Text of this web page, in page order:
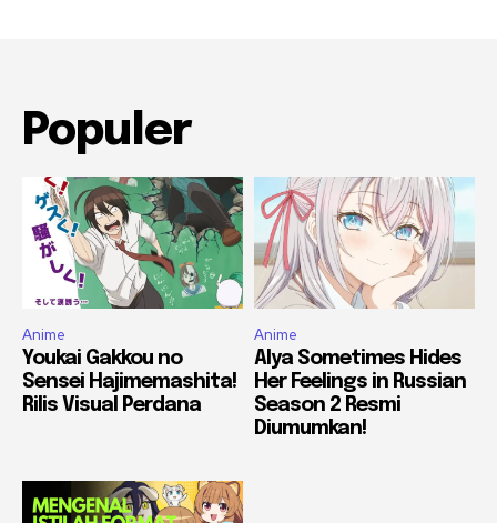
Populer
Anime
Youkai Gakkou no
Sensei Hajimemashita!
Rilis Visual Perdana
Anime
Alya Sometimes Hides
Her Feelings in Russian
Season 2 Resmi
Diumumkan!